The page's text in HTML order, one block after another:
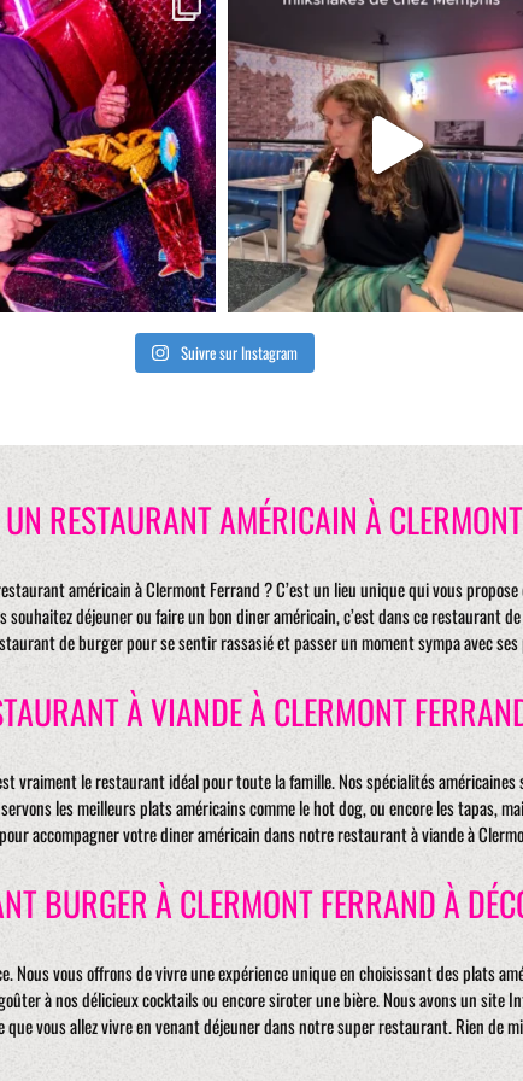
Suivre sur Instagram
RESTAURANT AMÉRICAIN À
américain à Clermont Ferrand ? C’est un lieu unique qui vous
déjeuner ou faire un bon diner américain, c’est dans ce restaurant
de burger pour se sentir rassasié et passer un moment sympa avec
À VIANDE À CLERMONT
vraiment le restaurant idéal pour toute la famille. Nos spécialités
les meilleurs plats américains comme le hot dog, ou encore les tapas,
accompagner votre diner américain dans notre restaurant à viande à
BURGER À CLERMONT FERRAND À
vous offrons de vivre une expérience unique en choisissant des plats
à nos délicieux cocktails ou encore siroter une bière. Nous avons un site
vous allez vivre en venant déjeuner dans notre super restaurant. Rien de